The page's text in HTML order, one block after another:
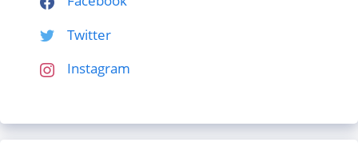
Twitter
Instagram